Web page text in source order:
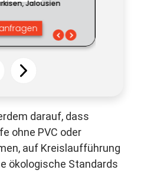
darauf, dass
ohne PVC oder
auf Kreislaufführung
ökologische Standards